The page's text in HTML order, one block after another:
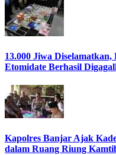
13.000 Jiwa
Etomidate Berhasil
Kapolres Banjar Ajak
dalam Ruang Riung